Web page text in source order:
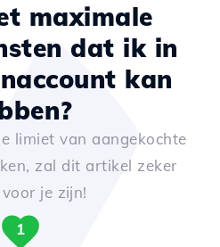
maximale
dat ik in
kan
limiet van aangekochte
zal dit artikel zeker
je zijn!
1